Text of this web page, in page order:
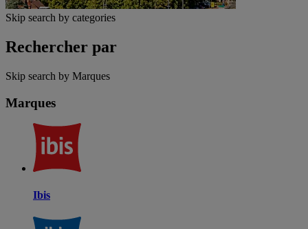
Skip search by categories
Rechercher par
Skip search by Marques
Marques
Ibis